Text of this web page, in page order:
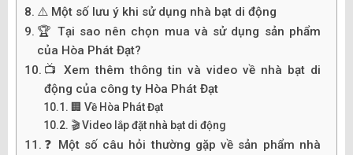
⚠️ Một số lưu ý khi sử dụng nhà bạt di động
🏆 Tại sao nên chọn mua và sử dụng sản phẩm
của Hòa Phát Đạt?
📺 Xem thêm thông tin và video về nhà bạt di
động của công ty Hòa Phát Đạt
🏢 Về Hòa Phát Đạt
🎬 Video lắp đặt nhà bạt di động
❓ Một số câu hỏi thường gặp về sản phẩm nhà